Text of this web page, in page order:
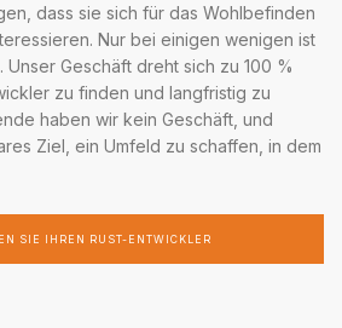
dass sie sich für das Wohlbefinden
Nur bei einigen wenigen ist
Unser Geschäft dreht sich zu 100 %
zu finden und langfristig zu
haben wir kein Geschäft, und
Ziel, ein Umfeld zu schaffen, in dem
SIE IHREN RUST-ENTWICKLER